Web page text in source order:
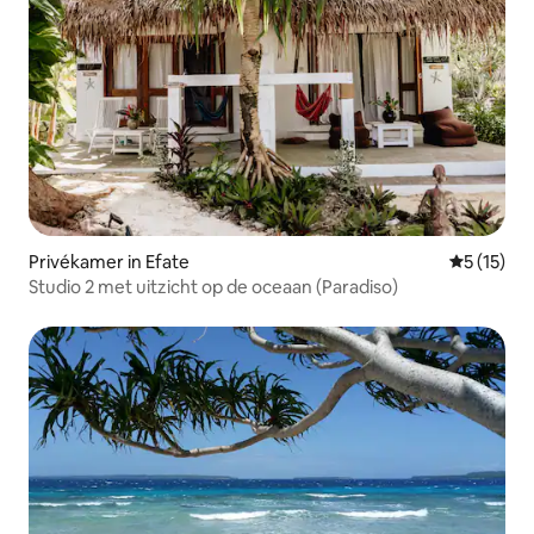
Privékamer in Efate
5 (15)
Studio 2 met uitzicht op de oceaan (Paradiso)